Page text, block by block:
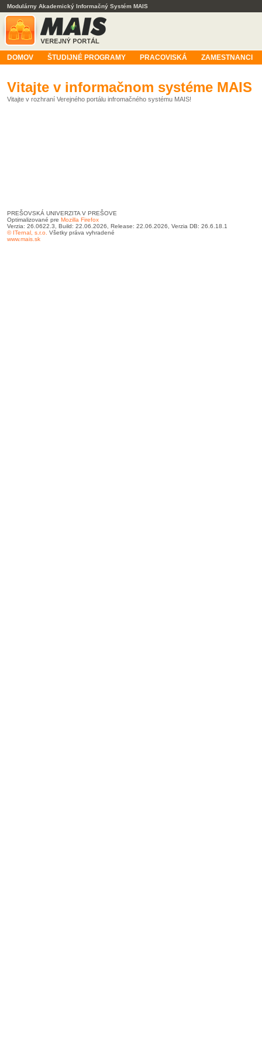
Modulárny Akademický Informačný Systém MAIS
DOMOV ŠTUDIJNÉ PROGRAMY PRACOVISKÁ ZAMESTNANCI
Vitajte v informačnom systéme MAIS
Vitajte v rozhraní Verejného portálu infromačného systému MAIS!
PREŠOVSKÁ UNIVERZITA V PREŠOVE
Optimalizované pre Mozilla Firefox
Verzia: 26.0622.3, Build: 22.06.2026, Release: 22.06.2026, Verzia DB: 26.6.18.1
© ITernal, s.r.o. Všetky práva vyhradené
www.mais.sk